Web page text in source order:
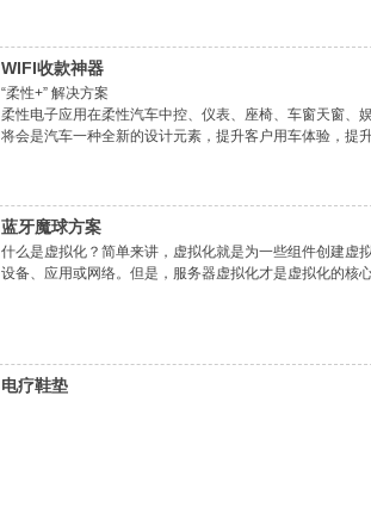
WIFI收款神器
“柔性+” 解决方案
柔性电子应用在柔性汽车中控、仪表、座椅、车窗天窗、
将会是汽车一种全新的设计元素，提升客户用车体验，提
蓝牙魔球方案
什么是虚拟化？简单来讲，虚拟化就是为一些组件创建虚
设备、应用或网络。但是，服务器虚拟化才是虚拟化的核心
电疗鞋垫